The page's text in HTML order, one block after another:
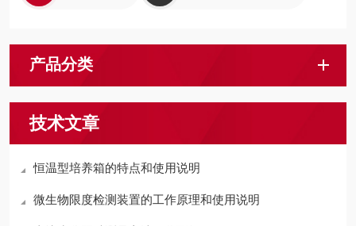
产品分类
技术文章
恒温型培养箱的特点和使用说明
微生物限度检测装置的工作原理和使用说明